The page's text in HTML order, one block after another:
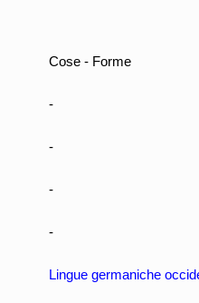
Cose - Forme
-
-
-
-
Lingue germaniche